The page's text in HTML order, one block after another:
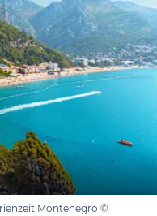
Montenegro ©